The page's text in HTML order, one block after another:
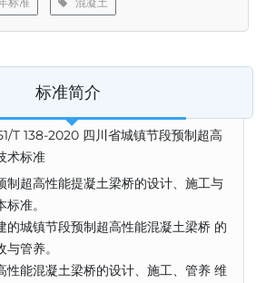
标准简介
T 138-2020 四川省城镇节段预制超高
术标准
制超高性能提凝土梁桥的设计、施工与
准。
的城镇节段预制超高性能混凝土梁桥 的
管养。
性能混凝土梁桥的设计、施工、管养 维